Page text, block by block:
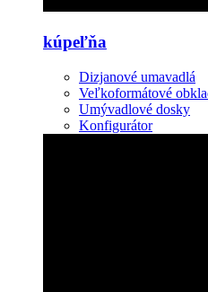
kúpeľňa
Dizjanové umavadlá
Veľkoformátové
Umývadlové dosky
Konfigurátor